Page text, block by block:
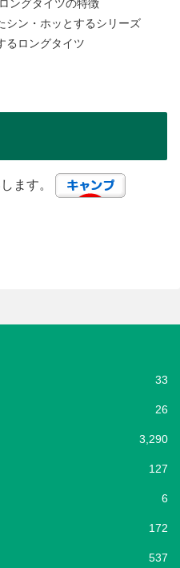
ングタイツの特徴
シン・ホッとするシリーズ
るロングタイツ
ます。
33
26
3,290
127
6
172
537